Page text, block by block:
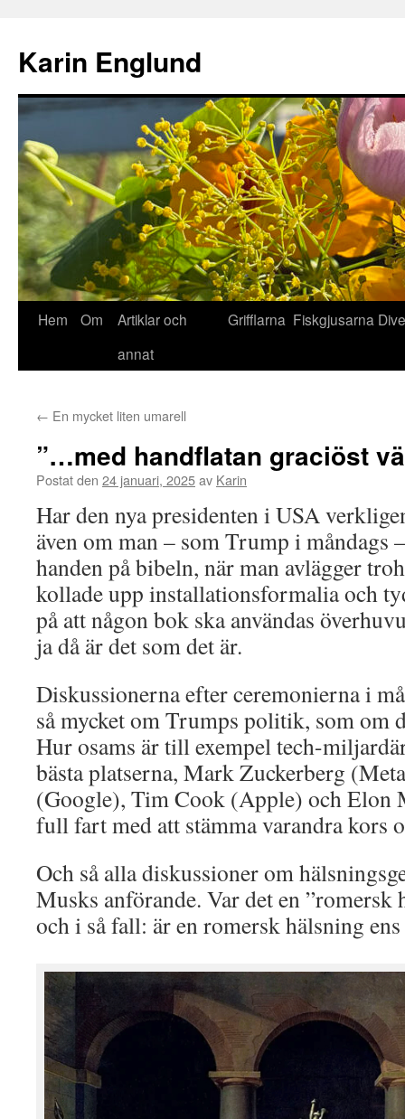
innehåll
Karin Englund
Hem Om
Artiklar och
annat
Grifflarna Fiskgjusarna
← En mycket liten umarell
”…med handflatan graciöst
Postat den 24 januari, 2025av Karin
Har den nya presidenten i USA
även om man – som Trump i måndags
handen på bibeln, när man avlägger
kollade upp installationsformalia och
på att någon bok ska användas
ja då är det som det är.
Diskussionerna efter ceremonierna i
så mycket om Trumps politik, som om
Hur osams är till exempel tech-
bästa platserna, Mark Zuckerberg
(Google), Tim Cook (Apple) och Elon
full fart med att stämma varandra kors
Och så alla diskussioner om
Musks anförande. Var det en ”romersk
och i så fall: är en romersk hälsning